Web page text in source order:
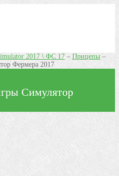
2017 \ ФС 17– Прицепы –
Фермера 2017
Симулятор